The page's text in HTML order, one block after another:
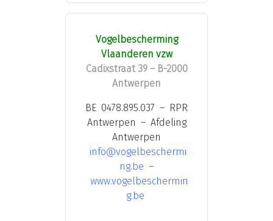
Vogelbescherming
Vlaanderen vzw
Cadixstraat 39 – B-2000
Antwerpen
BE 0478.895.037 – RPR
Antwerpen – Afdeling
Antwerpen
info@vogelbeschermi
ng.be –
www.vogelbeschermin
g.be